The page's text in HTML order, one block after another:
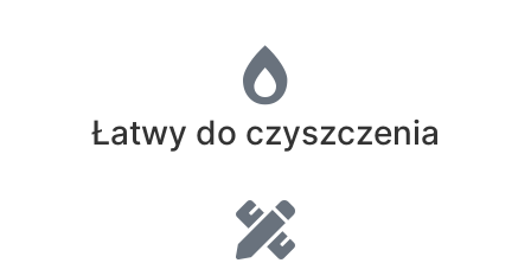
Łatwy do czyszczenia